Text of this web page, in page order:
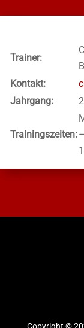
Trainer:
Kontakt:
Jahrgang:
Trainingszeiten:
Copyright ©